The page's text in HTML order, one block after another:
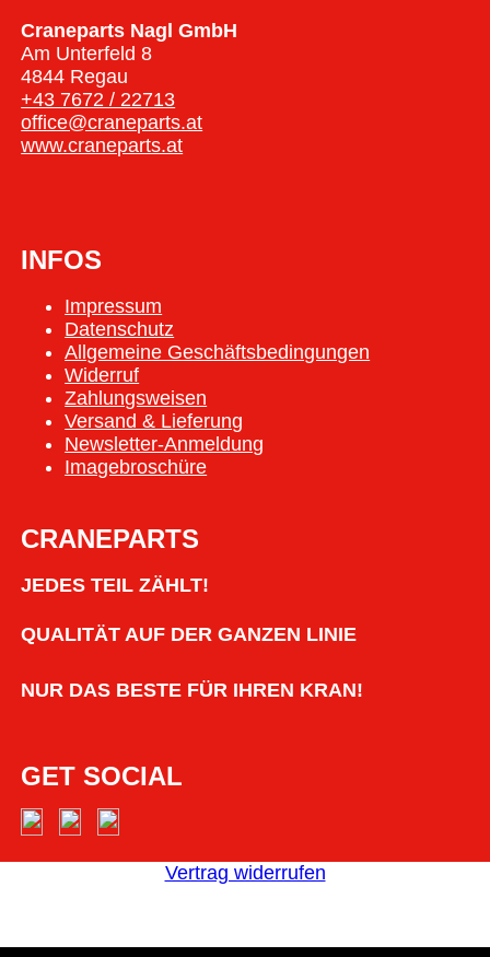
Craneparts Nagl GmbH
Am Unterfeld 8
4844 Regau
+43 7672 / 22713
office@craneparts.at
www.craneparts.at
INFOS
Impressum
Datenschutz
Allgemeine Geschäftsbedingungen
Widerruf
Zahlungsweisen
Versand & Lieferung
Newsletter-Anmeldung
Imagebroschüre
CRANEPARTS
JEDES TEIL ZÄHLT!
QUALITÄT AUF DER GANZEN LINIE
NUR DAS BESTE FÜR IHREN KRAN!
GET SOCIAL
Vertrag widerrufen